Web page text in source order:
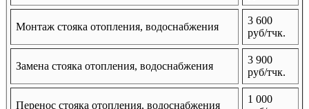
Монтаж стояка отопления, водоснабжения
3 600
руб/тчк.
Замена стояка отопления, водоснабжения
3 900
руб/тчк.
Перенос стояка отопления, водоснабжения
1 000